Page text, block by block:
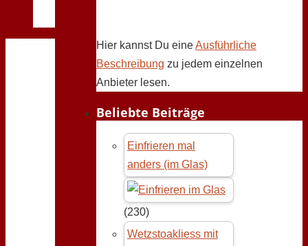
Hier kannst Du eineAusführliche
Beschreibung zu jedem einzelnen
Anbieter lesen.
Beliebte Beiträge
Einfrieren mal
anders (im Glas)
(230)
Wetzstoakliess mit